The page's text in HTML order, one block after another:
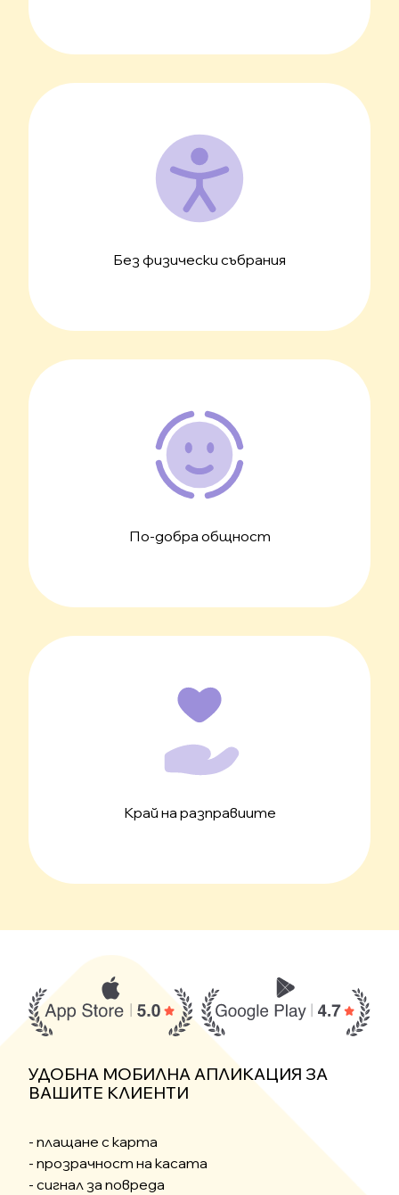
Без физически събрания
По-добра общност
Край на разправиите
УДОБНА МОБИЛНА АПЛИКАЦИЯ ЗА
ВАШИТЕ КЛИЕНТИ
- плащане с карта
- прозрачност на касата
- сигнал за повреда